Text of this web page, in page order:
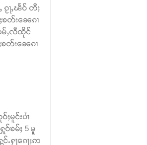
ႃႇၽႅဝ် တီႈ
ၶတ်း​​ၼေၵၢ
မ်ႇလီထိုင်
ၶတ်း​​ၼေၵၢ
မူင်းပၢႆ
ဝ်ၶမ်ႈ 5 မူ
ႁႃၵေႃႈဢ